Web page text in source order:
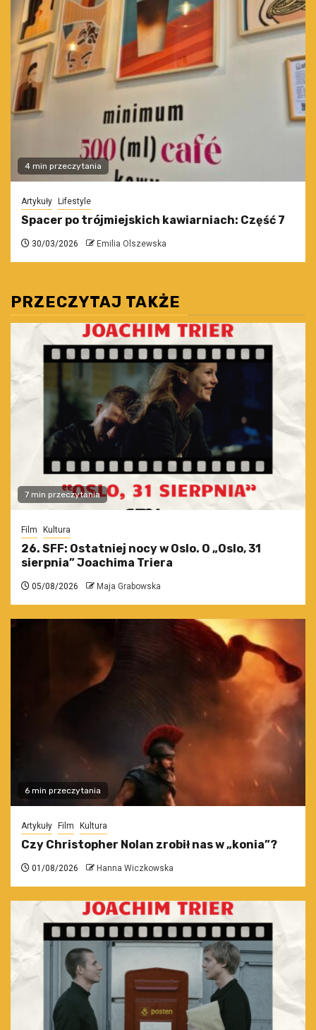
4 min przeczytania
Artykuły Lifestyle
Spacer po trójmiejskich kawiarniach: Część 7
30/03/2026 Emilia Olszewska
PRZECZYTAJ TAKŻE
7 min przeczytania
Film Kultura
26. SFF: Ostatniej nocy w Oslo. O „Oslo, 31
sierpnia” Joachima Triera
05/08/2026 Maja Grabowska
6 min przeczytania
Artykuły Film Kultura
Czy Christopher Nolan zrobił nas w „konia”?
01/08/2026 Hanna Wiczkowska